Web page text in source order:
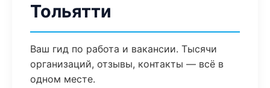
Тольятти
Ваш гид по работа и вакансии. Тысячи
организаций, отзывы, контакты — всё в
одном месте.